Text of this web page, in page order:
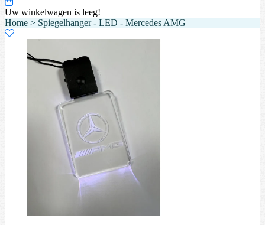
Uw winkelwagen is leeg!
Home > Spiegelhanger - LED - Mercedes AMG